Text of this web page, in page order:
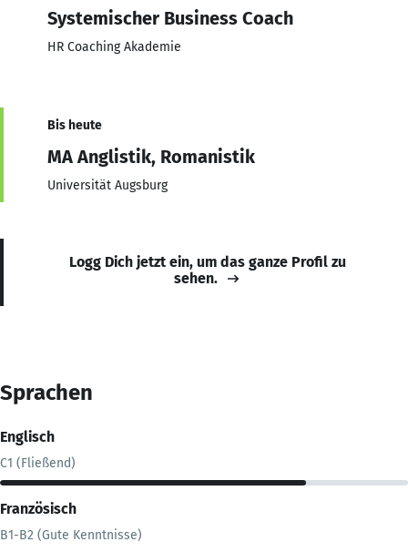
Systemischer Business Coach
HR Coaching Akademie
Bis heute
MA Anglistik, Romanistik
Universität Augsburg
Logg Dich jetzt ein, um das ganze Profil zu
sehen.
Sprachen
Englisch
C1 (Fließend)
Französisch
B1-B2 (Gute Kenntnisse)